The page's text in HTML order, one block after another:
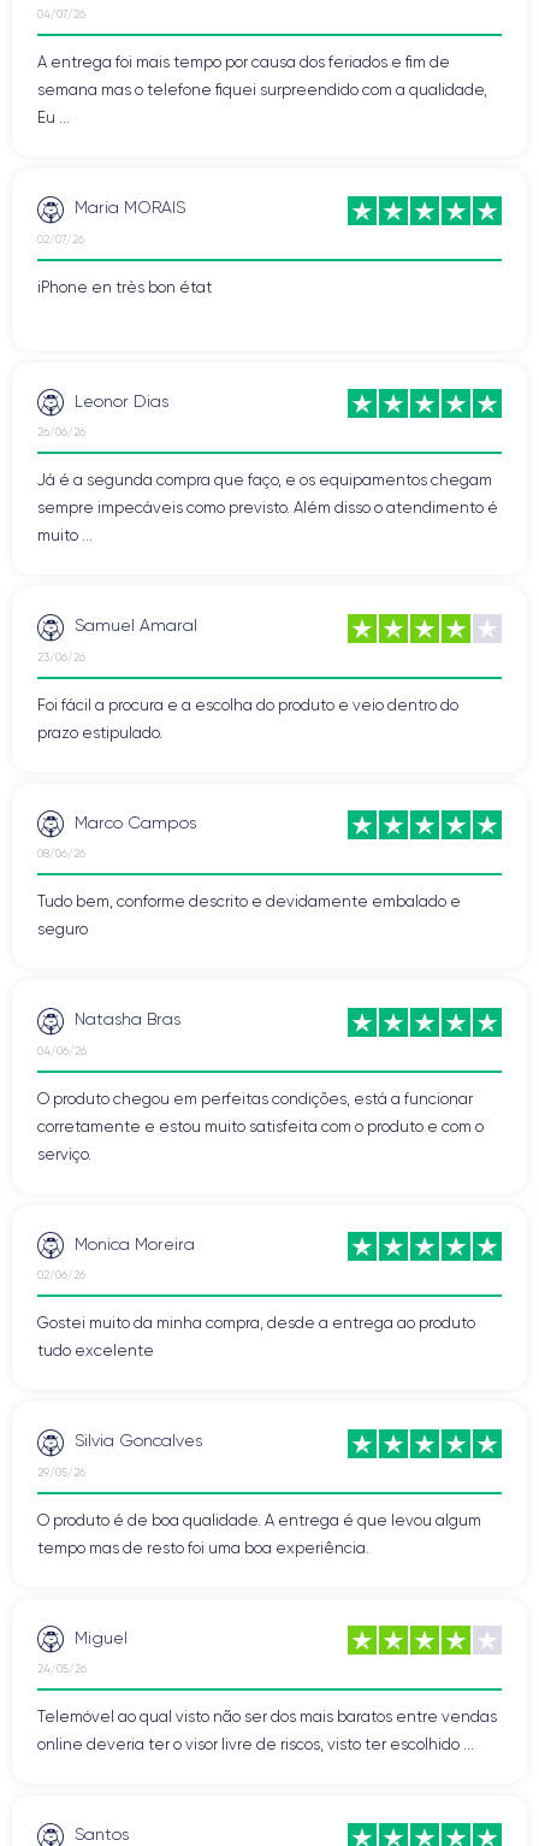
04/07/26
A entrega foi mais tempo por causa dos feriados e fim de
semana mas o telefone fiquei surpreendido com a qualidade,
Eu ...
Maria MORAIS
02/07/26
iPhone en très bon état
Leonor Dias
26/06/26
Já é a segunda compra que faço, e os equipamentos chegam
sempre impecáveis como previsto. Além disso o atendimento é
muito ...
Samuel Amaral
23/06/26
Foi fácil a procura e a escolha do produto e veio dentro do
prazo estipulado.
Marco Campos
08/06/26
Tudo bem, conforme descrito e devidamente embalado e
seguro
Natasha Bras
04/06/26
O produto chegou em perfeitas condições, está a funcionar
corretamente e estou muito satisfeita com o produto e com o
serviço.
Monica Moreira
02/06/26
Gostei muito da minha compra, desde a entrega ao produto
tudo excelente
Silvia Goncalves
29/05/26
O produto é de boa qualidade. A entrega é que levou algum
tempo mas de resto foi uma boa experiência.
Miguel
24/05/26
Telemóvel ao qual visto não ser dos mais baratos entre vendas
online deveria ter o visor livre de riscos, visto ter escolhido ...
Santos